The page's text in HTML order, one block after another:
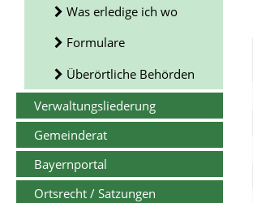
Was erledige ich wo
Formulare
Überörtliche Behörden
Verwaltungsliederung
Gemeinderat
Bayernportal
Ortsrecht / Satzungen